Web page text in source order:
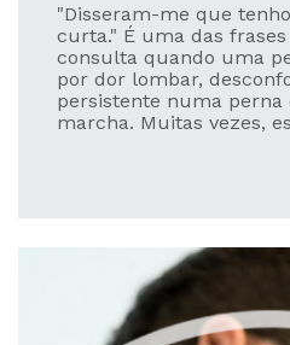
"Disseram-me que
curta." É uma das
consulta quando uma
por dor lombar,
persistente numa perna
marcha. Muitas vezes,
como a explicação